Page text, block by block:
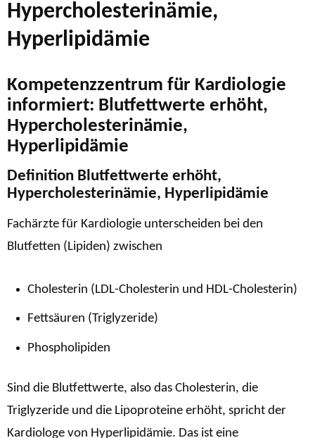
Hypercholesterinämie,
Hyperlipidämie
Kompetenzzentrum für Kardiologie
informiert: Blutfettwerte erhöht,
Hypercholesterinämie,
Hyperlipidämie
Definition Blutfettwerte erhöht,
Hypercholesterinämie, Hyperlipidämie
Fachärzte für Kardiologie unterscheiden bei den
Blutfetten (Lipiden) zwischen
Cholesterin (LDL-Cholesterin und HDL-Cholesterin)
Fettsäuren (Triglyzeride)
Phospholipiden
Sind die Blutfettwerte, also das Cholesterin, die
Triglyzeride und die Lipoproteine erhöht, spricht der
Kardiologe von Hyperlipidämie. Das ist eine